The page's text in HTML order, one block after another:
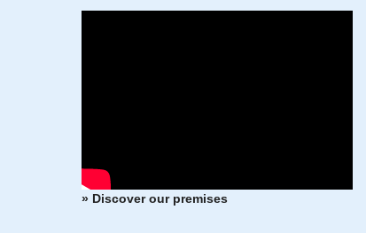
» Discover our premises